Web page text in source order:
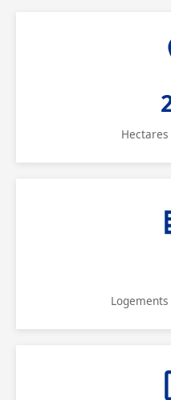
Logements